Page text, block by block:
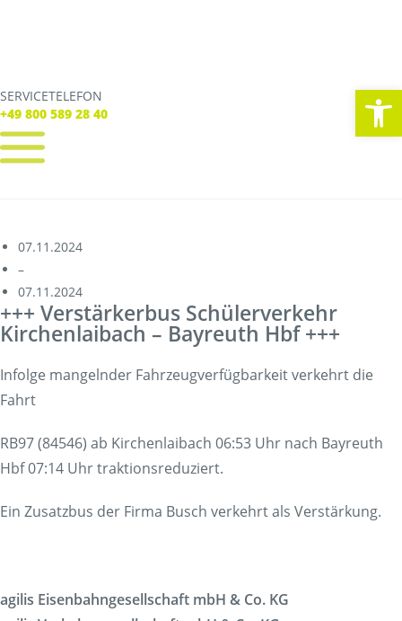
SERVICETELEFON
+49 800 589 28 40
SERVICE TELEFON
+49 800 589 28 40
Verbindungen
Tickets
Freizeit
Service
Unternehmen
07.11.2024
–
07.11.2024
+++ Verstärkerbus Schülerverkehr
Kirchenlaibach – Bayreuth Hbf +++
Infolge mangelnder Fahrzeugverfügbarkeit verkehrt die
Fahrt
RB97 (84546) ab Kirchenlaibach 06:53 Uhr nach Bayreuth
Hbf 07:14 Uhr traktionsreduziert.
Ein Zusatzbus der Firma Busch verkehrt als Verstärkung.
agilis Eisenbahngesellschaft mbH & Co. KG